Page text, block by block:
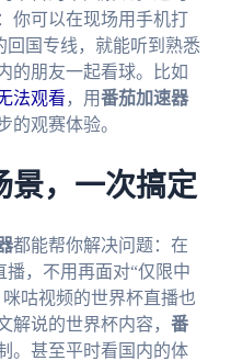
你可以在现场用手机打
国专线，就能听到熟悉
的朋友一起看球。比如
法观看 ，用番茄加速器
的观赛体验。
景，一次搞定
都能帮你解决问题：在
，不用再面对“仅限中
咕视频的世界杯直播也
解说的世界杯内容， 番
。甚至平时看国内的体